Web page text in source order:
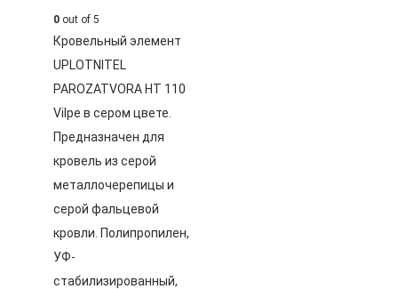
0 out of 5
Кровельный элемент
UPLOTNITEL
PAROZATVORA HT 110
Vilpe в сером цвете.
Предназначен для
кровель из серой
металлочерепицы и
серой фальцевой
кровли. Полипропилен,
УФ-
стабилизированный,